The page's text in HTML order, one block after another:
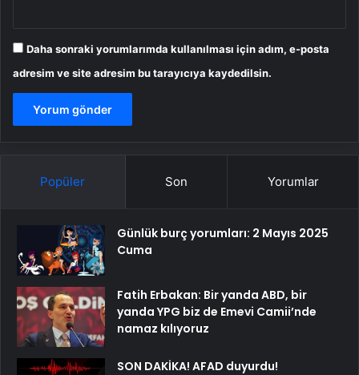
Daha sonraki yorumlarımda kullanılması için adım, e-posta
adresim ve site adresim bu tarayıcıya kaydedilsin.
Popüler Son Yorumlar
Günlük burç yorumları: 2 Mayıs 2025
Cuma
Fatih Erbakan: Bir yanda ABD, bir
yanda YPG biz de Emevi Camii’nde
namaz kılıyoruz
SON DAKİKA! AFAD duyurdu!